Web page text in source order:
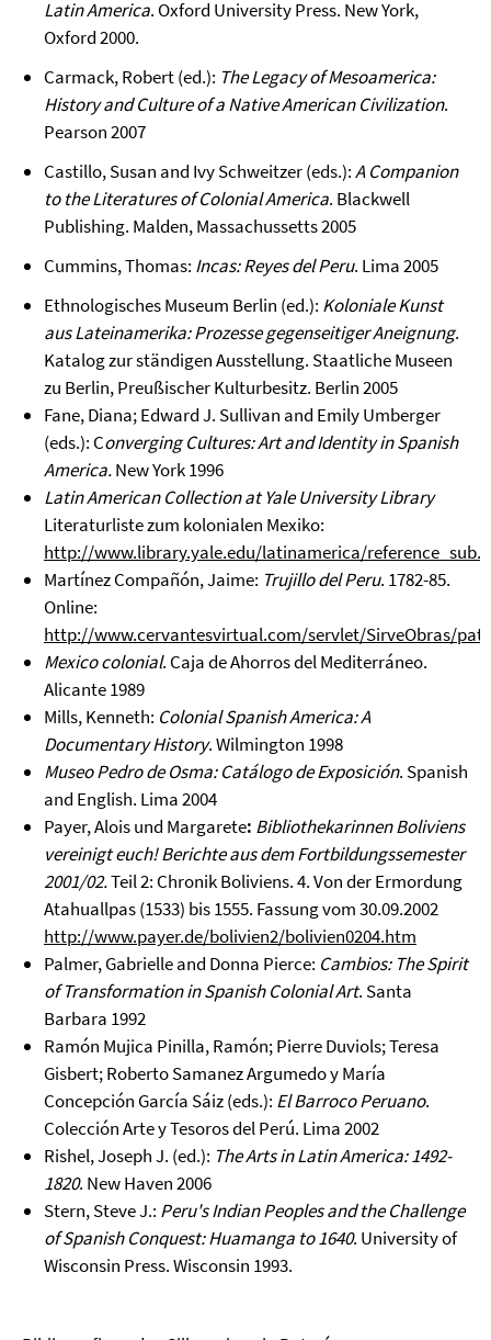
Latin America. Oxford University Press. New York,
Oxford 2000.
Carmack, Robert (ed.): The Legacy of Mesoamerica:
History and Culture of a Native American Civilization.
Pearson 2007
Castillo, Susan and Ivy Schweitzer (eds.):A Companion
to the Literatures of Colonial America. Blackwell
Publishing. Malden, Massachussetts 2005
Cummins, Thomas: Incas: Reyes del Peru. Lima 2005
Ethnologisches Museum Berlin (ed.): Koloniale Kunst
aus Lateinamerika: Prozesse gegenseitiger Aneignung.
Katalog zur ständigen Ausstellung. Staatliche Museen
zu Berlin, Preußischer Kulturbesitz. Berlin 2005
Fane, Diana; Edward J. Sullivan and Emily Umberger
(eds.): Converging Cultures: Art and Identity in Spanish
America.New York 1996
Latin American Collection at Yale University Library
Literaturliste zum kolonialen Mexiko:
http://www.library.yale.edu/latinamerica/
Martínez Compañón, Jaime: Trujillo del Peru. 1782-85.
Online:
http://www.cervantesvirtual.com/servlet/SirveObras/patr/
Mexico colonial. Caja de Ahorros del Mediterráneo.
Alicante 1989
Mills, Kenneth: Colonial Spanish America: A
Documentary History. Wilmington 1998
Museo Pedro de Osma: Catálogo de Exposición. Spanish
and English. Lima 2004
Payer, Alois und Margarete: Bibliothekarinnen Boliviens
vereinigt euch! Berichte aus dem Fortbildungssemester
2001/02.Teil 2: Chronik Boliviens. 4. Von der Ermordung
Atahuallpas (1533) bis 1555. Fassung vom 30.09.2002
http://www.payer.de/bolivien2/bolivien0204.htm
Palmer, Gabrielle and Donna Pierce: Cambios: The Spirit
of Transformation in Spanish Colonial Art. Santa
Barbara 1992
Ramón Mujica Pinilla, Ramón; Pierre Duviols; Teresa
Gisbert; Roberto Samanez Argumedo y María
Concepción García Sáiz (eds.): El Barroco Peruano.
Colección Arte y Tesoros del Perú. Lima 2002
Rishel, Joseph J. (ed.): The Arts in Latin America: 1492-
1820. New Haven 2006
Stern, Steve J.: Peru's Indian Peoples and the Challenge
of Spanish Conquest: Huamanga to 1640. University of
Wisconsin Press. Wisconsin 1993.